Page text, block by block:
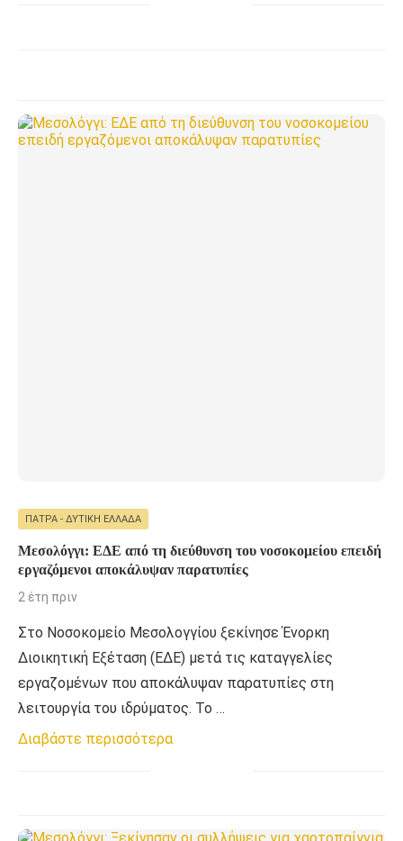
ΠΆΤΡΑ - ΔΥΤΙΚΉ ΕΛΛΆΔΑ
Μεσολόγγι: ΕΔΕ από τη διεύθυνση του νοσοκομείου επειδή
εργαζόμενοι αποκάλυψαν παρατυπίες
2 έτη πριν
Στο Νοσοκομείο Μεσολογγίου ξεκίνησε Ένορκη
Διοικητική Εξέταση (ΕΔΕ) μετά τις καταγγελίες
εργαζομένων που αποκάλυψαν παρατυπίες στη
λειτουργία του ιδρύματος. Το …
Διαβάστε περισσότερα